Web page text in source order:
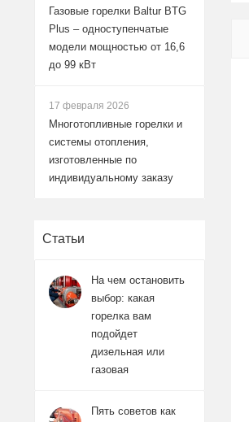
Газовые горелки Baltur BTG
Plus – одноступенчатые
модели мощностью от 16,6
до 99 кВт
17 февраля 2026
Многотопливные горелки и
системы отопления,
изготовленные по
индивидуальному заказу
Статьи
На чем остановить
выбор: какая
горелка вам
подойдет
дизельная или
газовая
Пять советов как